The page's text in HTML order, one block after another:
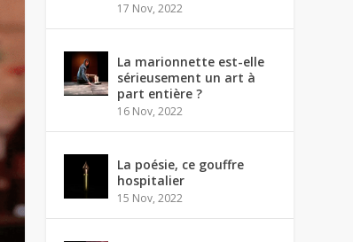
17 Nov, 2022
La marionnette est-elle
sérieusement un art à
part entière ?
16 Nov, 2022
La poésie, ce gouffre
hospitalier
15 Nov, 2022